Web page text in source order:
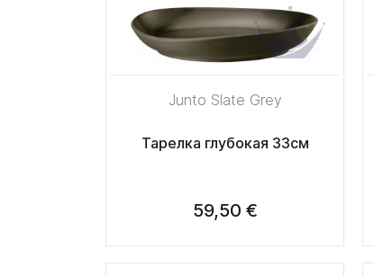
Junto Slate Grey
Тарелка глубокая 33см
59,50 €